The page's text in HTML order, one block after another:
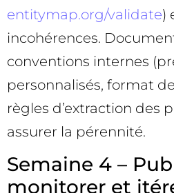
entitymap.org/validate)
incohérences.
conventions internes
personnalisés, format
règles d’extraction des
assurer la pérennité.
Semaine 4 –
monitorer et